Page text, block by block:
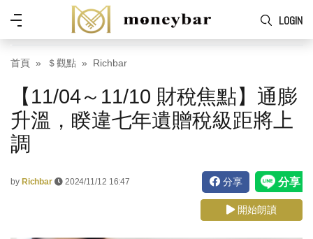
Skip to main content
LOGIN
功
能
表
首頁 ＄觀點 Richbar
【11/04～11/10 財稅焦點】通膨
升溫，睽違七年遺贈稅級距將上
調
by Richbar 2024/11/12 16:47 分享
開始朗讀